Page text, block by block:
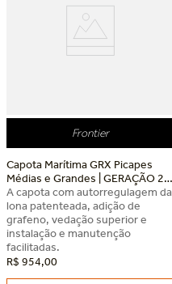
Frontier
Capota Marítima GRX Picapes
Médias e Grandes | GERAÇÃO 2
Nissan Frontier
A capota com autorregulagem da
lona patenteada, adição de
grafeno, vedação superior e
instalação e manutenção
facilitadas.
R$ 954,00